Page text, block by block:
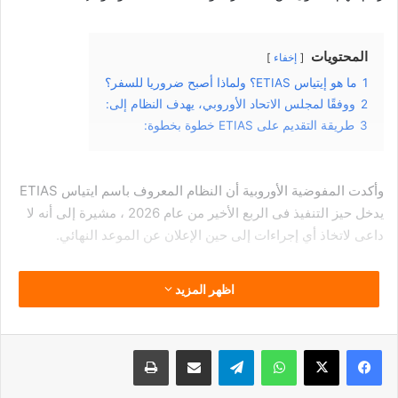
المحتويات إخفاء
1 ما هو إيتياس ETIAS؟ ولماذا أصبح ضروريا للسفر؟
2 ووفقًا لمجلس الاتحاد الأوروبي، يهدف النظام إلى:
3 طريقة التقديم على ETIAS خطوة بخطوة:
وأكدت المفوضية الأوروبية أن النظام المعروف باسم ايتياس ETIAS
يدخل حيز التنفيذ فى الربع الأخير من عام 2026 ، مشيرة إلى أنه لا
داعى لاتخاذ أي إجراءات إلى حين الإعلان عن الموعد النهائي.
ويأتي هذا التغيير بعد عقود كان يكفي خلالها جواز السفر فقط
للوصول إلى أي عاصمة أوروبية، لكن القواعد الآن تتجه نحو مزيد من
ما هو إيتياس ETIAS؟ ولماذا أصبح
اظهر المزيد
فيسبوك ‫X واتساب تيلقرام مشاركة عبر البريد طباعة